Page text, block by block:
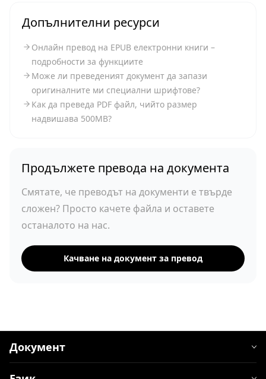
Допълнителни ресурси
Онлайн превод на EPUB електронни книги –
подробности за функциите
Може ли преведеният документ да запази
оригиналните ми специални шрифтове?
Как да преведа PDF файл, чийто размер
надвишава 500MB?
Продължете превода на документа
Смятате, че преводът на документи е твърде
сложен? Просто качете файла и оставете
останалото на нас.
Качване на документ за превод
Документ